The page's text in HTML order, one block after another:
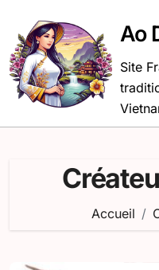
contenu
Ao
Site
Accueil